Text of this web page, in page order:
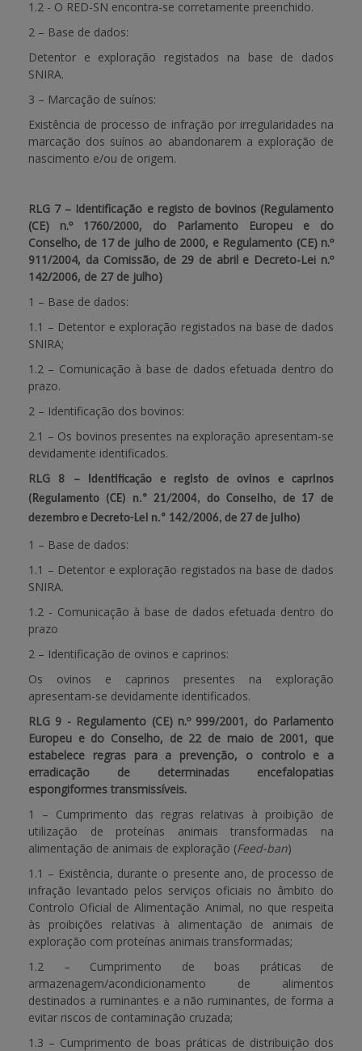
1.2 - O RED-SN encontra-se corretamente preenchido.
2 – Base de dados:
Detentor e exploração registados na base de dados
SNIRA.
3 – Marcação de suínos:
Existência de processo de infração por irregularidades na
marcação dos suínos ao abandonarem a exploração de
nascimento e/ou de origem.
RLG 7 – Identificação e registo de bovinos (Regulamento
(CE) n.º 1760/2000, do Parlamento Europeu e do
Conselho, de 17 de julho de 2000, e Regulamento (CE) n.º
911/2004, da Comissão, de 29 de abril e Decreto-Lei n.º
142/2006, de 27 de julho)
1 – Base de dados:
1.1 – Detentor e exploração registados na base de dados
SNIRA;
1.2 – Comunicação à base de dados efetuada dentro do
prazo.
2 – Identificação dos bovinos:
2.1 – Os bovinos presentes na exploração apresentam-se
devidamente identificados.
RLG 8 –
Identificação e registo de ovinos e caprinos
(Regulamento (CE) n.º 21/2004, do Conselho, de 17 de
dezembro e Decreto-Lei n.º 142/2006, de 27 de julho)
1 – Base de dados:
1.1 – Detentor e exploração registados na base de dados
SNIRA.
1.2 - Comunicação à base de dados efetuada dentro do
prazo
2 – Identificação de ovinos e caprinos:
Os ovinos e caprinos presentes na exploração
apresentam-se devidamente identificados.
RLG 9 - Regulamento (CE) n.º 999/2001, do Parlamento
Europeu e do Conselho, de 22 de maio de 2001, que
estabelece regras para a prevenção, o controlo e a
erradicação de determinadas encefalopatias
espongiformes transmissíveis.
1 – Cumprimento das regras relativas à proibição de
utilização de proteínas animais transformadas na
alimentação de animais de exploração (Feed-ban)
1.1 – Existência, durante o presente ano, de processo de
infração levantado pelos serviços oficiais no âmbito do
Controlo Oficial de Alimentação Animal, no que respeita
às proibições relativas à alimentação de animais de
exploração com proteínas animais transformadas;
1.2 – Cumprimento de boas práticas de
armazenagem/acondicionamento de alimentos
destinados a ruminantes e a não ruminantes, de forma a
evitar riscos de contaminação cruzada;
1.3 – Cumprimento de boas práticas de distribuição dos